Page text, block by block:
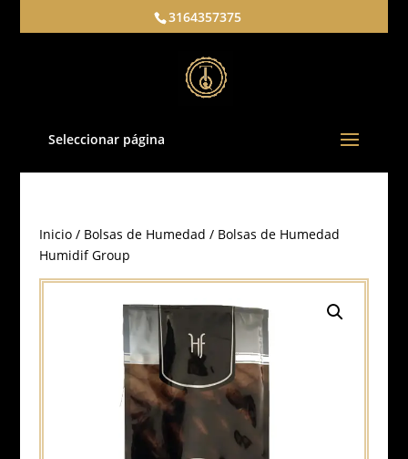
3164357375
Seleccionar página
Inicio/ Bolsas de Humedad / Bolsas de Humedad
Humidif Group